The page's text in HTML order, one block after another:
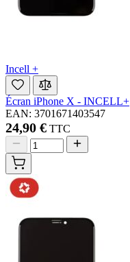
Incell +
Écran iPhone X - INCELL+
EAN: 3701671403547
24,90 € TTC